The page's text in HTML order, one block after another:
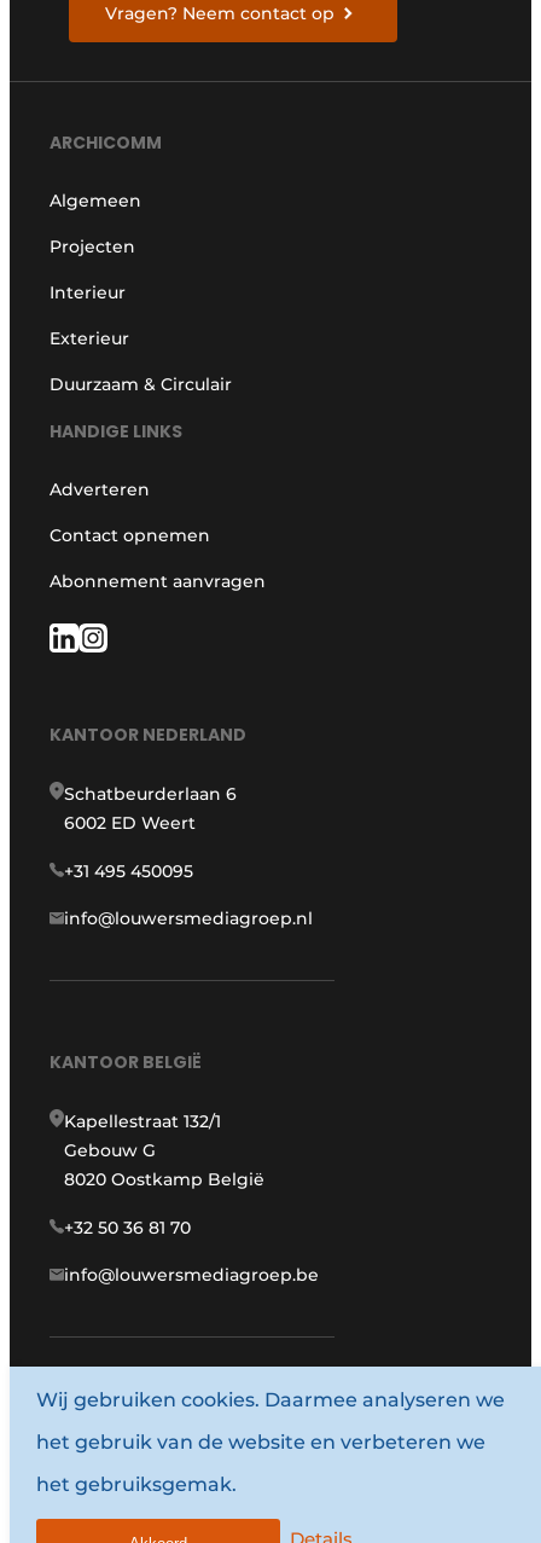
Vragen? Neem contact op
ARCHICOMM
Algemeen
Projecten
Interieur
Exterieur
Duurzaam & Circulair
HANDIGE LINKS
Adverteren
Contact opnemen
Abonnement aanvragen
KANTOOR NEDERLAND
Schatbeurderlaan 6
6002 ED Weert
+31 495 450095
info@louwersmediagroep.nl
KANTOOR BELGIË
Kapellestraat 132/1
Gebouw G
8020 Oostkamp België
+32 50 36 81 70
info@louwersmediagroep.be
www.louwersmediagroep.com
© 1987 - 2026 Louwersmediagroep.
Algemene voorwaarden
Wij gebruiken cookies. Daarmee analyseren we
het gebruik van de website en verbeteren we
het gebruiksgemak.